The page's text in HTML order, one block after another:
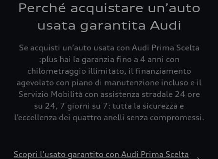
Perché acquistare un’auto
usata garantita Audi
Se acquisti un’auto usata con Audi Prima Scelta
:plus hai la garanzia fino a 4 anni con
chilometraggio illimitato, il finanziamento
agevolato con piano di manutenzione incluso e il
Servizio Mobilità con assistenza stradale 24 ore
su 24, 7 giorni su 7: tutta la sicurezza e
l’eccellenza dei quattro anelli senza compromessi.
Scopri l’usato garantito con Audi Prima Scelta